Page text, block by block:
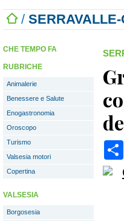
/
CHE TEMPO FA
RUBRICHE
Animalerie
Benessere e Salute
Enogastronomia
Oroscopo
Turismo
Valsesia motori
Copertina
VALSESIA
Borgosesia